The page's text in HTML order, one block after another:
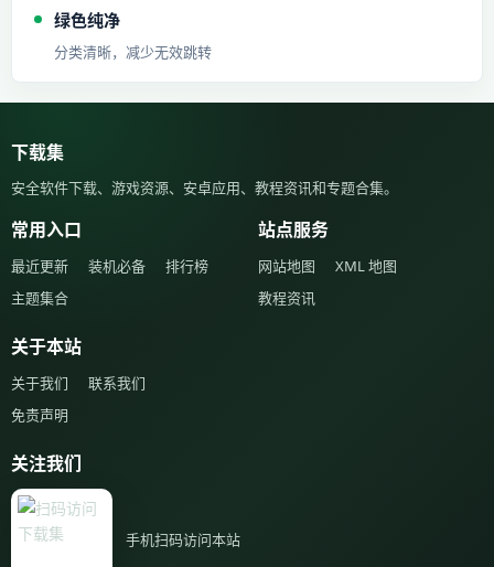
绿色纯净
分类清晰，减少无效跳转
下载集
安全软件下载、游戏资源、安卓应用、教程资讯和专题合集。
常用入口
最近更新 装机必备
排行榜
主题集合
站点服务
网站地图
XML 地图
教程资讯
关于本站
关于我们
联系我们
免责声明
关注我们
手机扫码访问本站